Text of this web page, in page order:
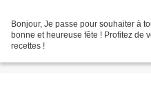
Bonjour, Je passe pour souhaiter à
bonne et heureuse fête ! Profitez de
recettes !